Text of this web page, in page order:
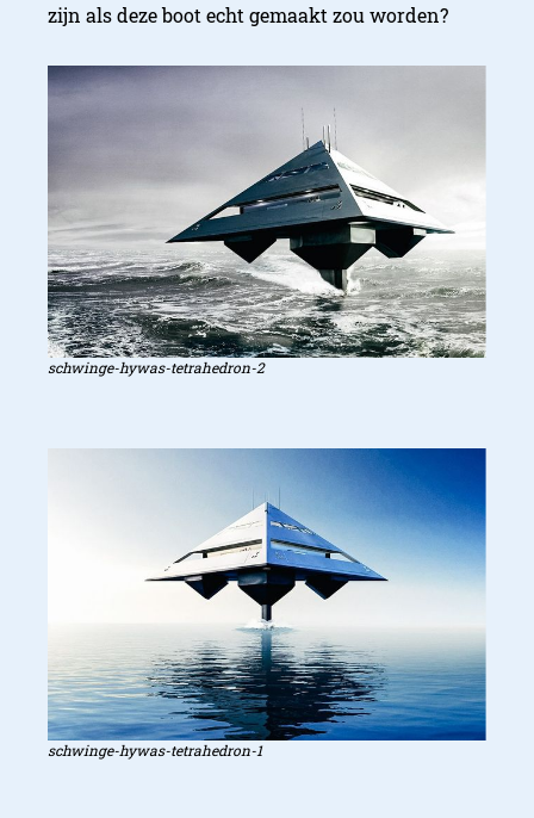
zijn als deze boot echt gemaakt zou worden?
schwinge-hywas-tetrahedron-2
schwinge-hywas-tetrahedron-1